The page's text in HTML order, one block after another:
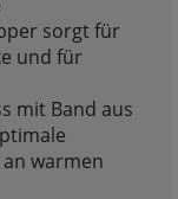
sorgt für
und für
mit Band aus
warmen